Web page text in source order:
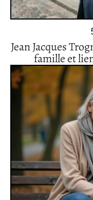
Jean Jacques
famille et